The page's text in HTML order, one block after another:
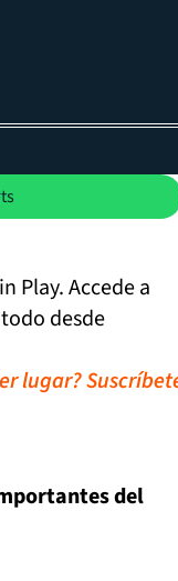
Play. Accede a
desde
lugar?
del